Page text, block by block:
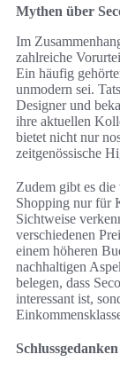
Mythen über
Im
zahlreiche
Ein häufig
unmodern sei.
Designer und
ihre aktuellen
bietet nicht nur
zeitgenössische
Zudem gibt es die
Shopping nur für
Sichtweise
verschiedenen
einem höheren
nachhaltigen
belegen, dass
interessant ist,